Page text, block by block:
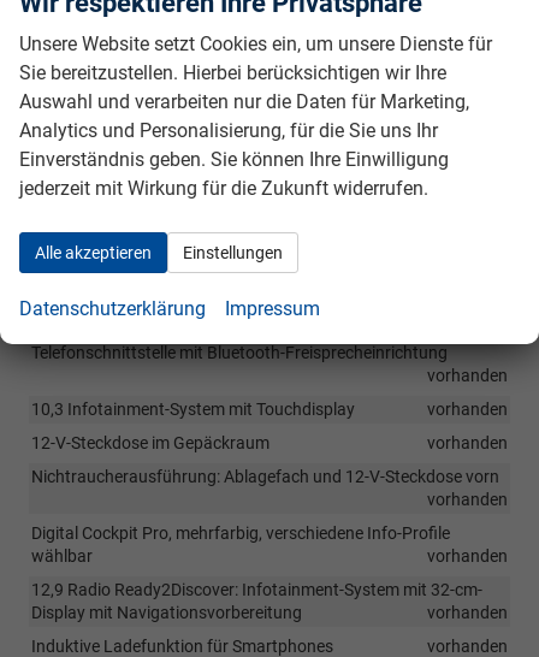
Infotainment & Kommunikation
vorhanden
2 USB-C-Schnittstellen hinten, Ladeleistung bis zu 45 W
6+1 Lautsprecher
App-Connect Wireless: Apple CarPlay und Android Auto
Digitaler Radioempfang DAB+
Telefonschnittstelle mit Bluetooth-Freisprecheinrichtung
vorhanden
10,3 Infotainment-System mit Touchdisplay
vorhanden
12-V-Steckdose im Gepäckraum
vorhanden
Nichtraucherausführung: Ablagefach und 12-V-Steckdose vorn
vorhanden
Digital Cockpit Pro, mehrfarbig, verschiedene Info-Profile
wählbar
vorhanden
12,9 Radio Ready2Discover: Infotainment-System mit 32-cm-
Display mit Navigationsvorbereitung
vorhanden
Induktive Ladefunktion für Smartphones
vorhanden
Unsere Website setzt Cookies ein, um unsere Dienste für
Sie bereitzustellen. Hierbei berücksichtigen wir Ihre
Auswahl und verarbeiten nur die Daten für Marketing,
Analytics und Personalisierung, für die Sie uns Ihr
Einverständnis geben. Sie können Ihre Einwilligung
jederzeit mit Wirkung für die Zukunft widerrufen.
Alle akzeptieren Einstellungen
Datenschutzerklärung Impressum